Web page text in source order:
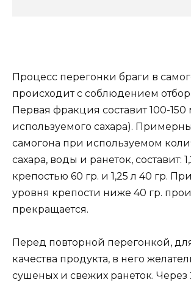
Процесс перегонки браги в
происходит с соблюдением
Первая фракция составит 100-150
используемого сахара).
самогона при используемом
сахара, воды и ранеток, составит:
крепостью 60 гр. и 1,25 л 40 гр.
уровня крепости ниже 40 гр.
прекращается.
Перед повторной перегонкой,
качества продукта, в него
сушеных и свежих ранеток.